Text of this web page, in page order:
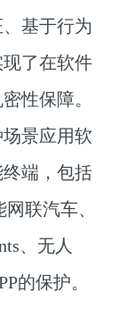
基于行为
了在软件
性保障。
景应用软
端，包括
联汽车、
、无人
的保护。